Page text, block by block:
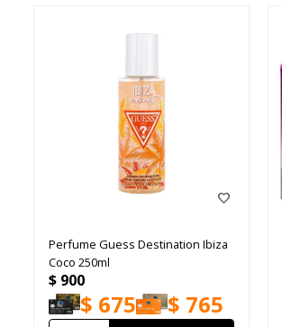
Perfume Guess Destination Ibiza
Coco 250ml
$ 900
$ 675 $ 765